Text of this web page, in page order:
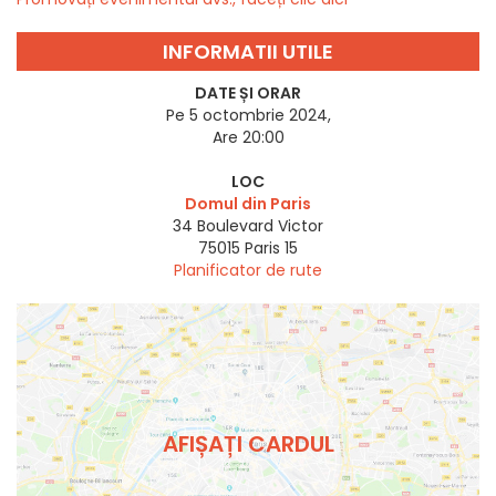
INFORMATII UTILE
DATE ȘI ORAR
Pe 5 octombrie 2024,
Are 20:00
LOC
Domul din Paris
34 Boulevard Victor
75015 Paris 15
Planificator de rute
AFIȘAȚI CARDUL